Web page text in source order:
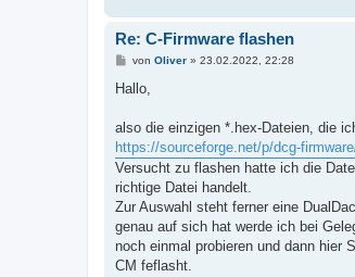
Re: C-Firmware flashen
B
i
a
von Oliver» 23.02.2022, 22:28
Hallo,
also die einzigen *.hex-Dateien, die
https://sourceforge.net/p/dcg-
Versucht zu flashen hatte ich die
richtige Datei handelt.
Zur Auswahl steht ferner eine
genau auf sich hat werde ich bei
noch einmal probieren und dann hier
CM feflasht.